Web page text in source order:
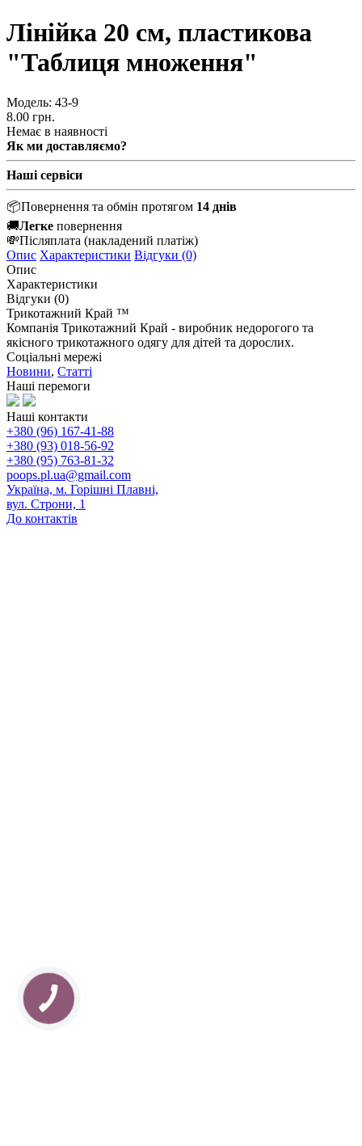
Лінійка 20 см, пластикова
"Таблиця множення"
Модель: 43-9
8.00 грн.
Немає в наявності
Як ми доставляємо?
Наші сервіси
📦Повернення та обмін протягом 14 днів
🚚Легке повернення
💸Післяплата (накладений платіж)
Опис Характеристики Відгуки (0)
Опис
Характеристики
Відгуки (0)
Трикотажний Край ™
Компанія Трикотажний Край - виробник недорогого та
якісного трикотажного одягу для дітей та дорослих.
Соціальні мережі
Новини, Статті
Наші перемоги
Наші контакти
+380 (96) 167-41-88
+380 (93) 018-56-92
+380 (95) 763-81-32
poops.pl.ua@gmail.com
Україна, м. Горішні Плавні,
вул. Строни, 1
До контактів